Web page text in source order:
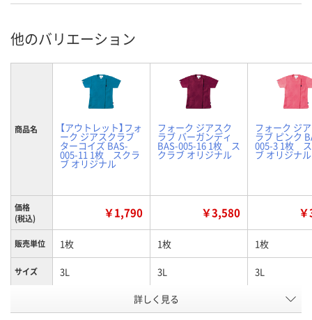
他のバリエーション
商品名 【アウトレット】フォ
ーク ジアスクラブ
ターコイズ BAS-
005-11 1枚 スクラ
ブ オリジナル
フォーク ジアスク
ラブ バーガンディ
BAS-005-16 1枚 ス
クラブ オリジナル
フォーク ジ
ラブ ピンク
005-3 1枚
ブ オリジナル
価格
(税込)
￥1,790 ￥3,580
販売単位 1枚 1枚 1枚
サイズ 3L 3L 3L
バーガンディ
詳しく見る